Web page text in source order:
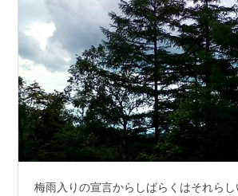
梅雨入りの宣言からしばらくはそれら